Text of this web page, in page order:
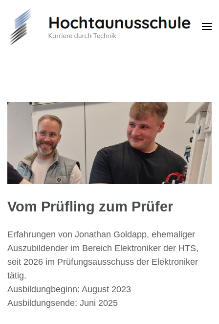
Vom Prüfling zum Prüfer
Erfahrungen von Jonathan Goldapp, ehemaliger
Auszubildender im Bereich Elektroniker der HTS,
seit 2026 im Prüfungsausschuss der Elektroniker
tätig.
Ausbildungbeginn: August 2023
Ausbildungsende: Juni 2025